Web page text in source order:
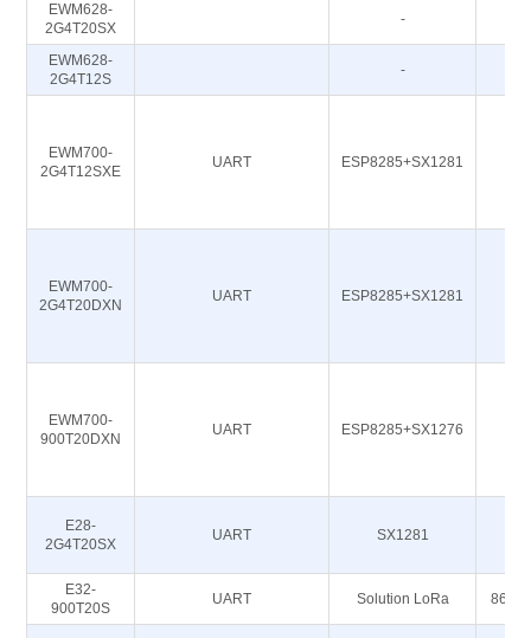
EWM628-
2G4T20SX
-
EWM628-
2G4T12S
-
EWM700-
2G4T12SXE
UART ESP8285+SX1281
EWM700-
2G4T20DXN
UART ESP8285+SX1281
EWM700-
900T20DXN
UART ESP8285+SX1276
E28-
2G4T20SX
UART SX1281
E32-
900T20S
UART Solution LoRa 868